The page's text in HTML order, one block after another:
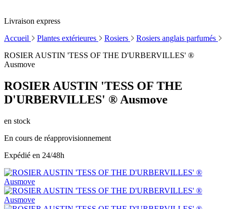
Livraison express
Accueil
Plantes extérieures Rosiers
Rosiers anglais parfumés
ROSIER AUSTIN 'TESS OF THE D'URBERVILLES' ®
Ausmove
ROSIER AUSTIN 'TESS OF THE
D'URBERVILLES' ® Ausmove
en stock
En cours de réapprovisionnement
Expédié en 24/48h